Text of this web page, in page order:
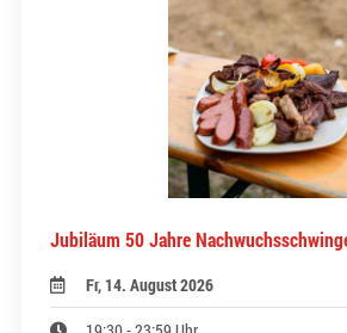
Jubiläum 50 Jahre
Fr, 14. August 2026